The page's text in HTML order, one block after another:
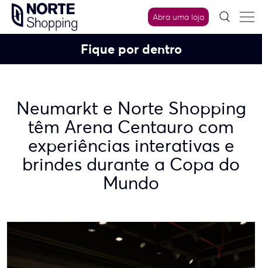
Skip
content
Abra uma loja
Fique por dentro
Neumarkt e Norte Shopping
têm Arena Centauro com
experiências interativas e
brindes durante a Copa do
Mundo